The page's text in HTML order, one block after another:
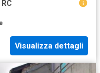
Visualizza dettagli